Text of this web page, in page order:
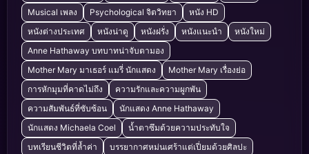
Musical เพลง
Psychological จิตวิทยา
หนัง HD
หนังต่างประเทศ
หนังน่าดู หนังฝรั่ง หนังแนะนำ
หนังใหม่
Anne Hathaway บทบาทน่าจับตามอง
Mother Mary มาเธอร์ แมรี่ นักแสดง
Mother Mary เรื่องย่อ
การหักมุมที่คาดไม่ถึง
ความรักและความผูกพัน
ความสัมพันธ์ที่ซับซ้อน
นักแสดง Anne Hathaway
นักแสดง Michaela Coel
น้ำตาซึมด้วยความประทับใจ
บทเรียนชีวิตที่ล้ำค่า
บรรยากาศหม่นเศร้าแต่เปี่ยมด้วยศิลปะ